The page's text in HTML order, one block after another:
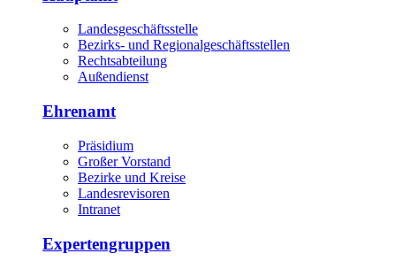
Landesgeschäftsstelle
Bezirks- und Regionalgeschäftsstellen
Rechtsabteilung
Außendienst
Ehrenamt
Präsidium
Großer Vorstand
Bezirke und Kreise
Landesrevisoren
Intranet
Expertengruppen